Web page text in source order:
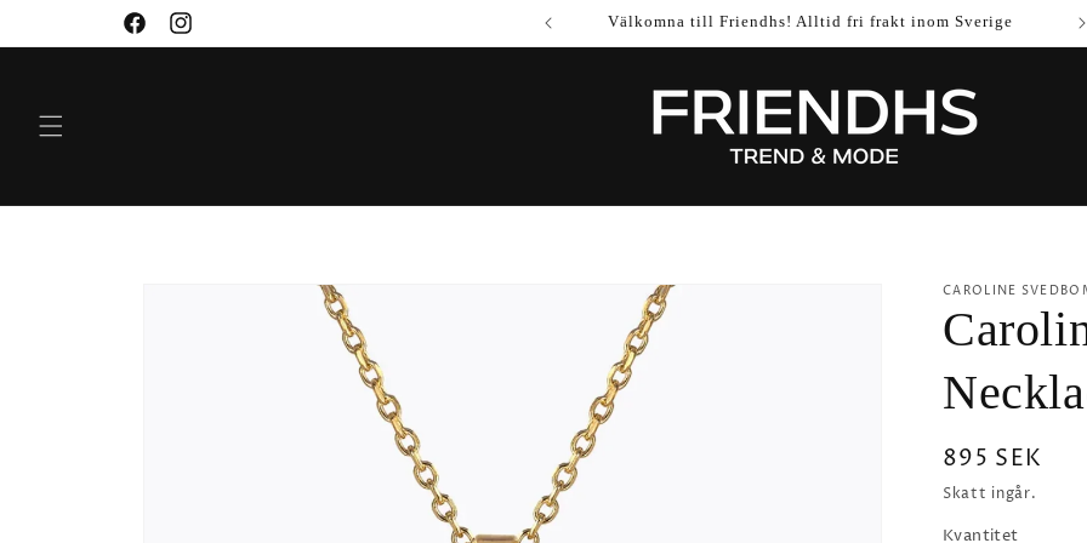
FacebookInstagram
Välkomna till Friendhs! Alltid fri frakt inom Sverige
PRODUKTINFORMATION
CAROLINE
Ordinarie
pris
895 SEK
Skatt ingår.
Kvantitet